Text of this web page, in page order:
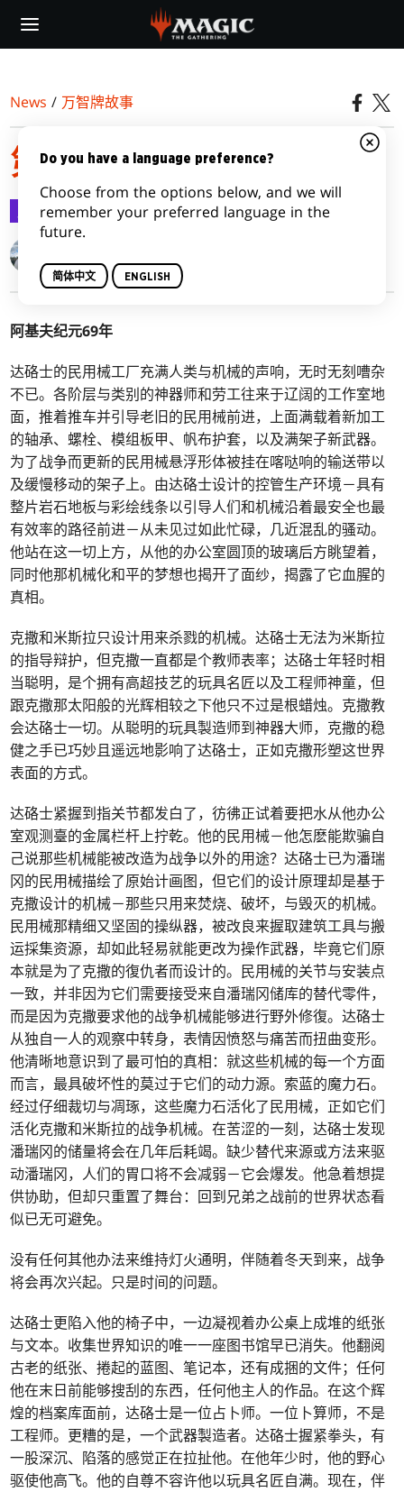
main
News / 万智牌故事
第二集：起点
万智牌故事 2022-10-20
阿基夫纪元69年
达硌士的民用械工厂充满人类与机械的声响，无时无刻嘈杂
不已。各阶层与类别的神器师和劳工往来于辽阔的工作室地
面，推着推车并引导老旧的民用械前进，上面满载着新加工
的轴承、螺栓、模组板甲、帆布护套，以及满架子新武器。
为了战争而更新的民用械悬浮形体被挂在喀哒响的输送带以
及缓慢移动的架子上。由达硌士设计的控管生产环境－具有
整片岩石地板与彩绘线条以引导人们和机械沿着最安全也最
有效率的路径前进－从未见过如此忙碌，几近混乱的骚动。
他站在这一切上方，从他的办公室圆顶的玻璃后方眺望着，
同时他那机械化和平的梦想也揭开了面纱，揭露了它血腥的
真相。
克撒和米斯拉只设计用来杀戮的机械。达硌士无法为米斯拉
的指导辩护，但克撒一直都是个教师表率；达硌士年轻时相
当聪明，是个拥有高超技艺的玩具名匠以及工程师神童，但
跟克撒那太阳般的光辉相较之下他只不过是根蜡烛。克撒教
会达硌士一切。从聪明的玩具製造师到神器大师，克撒的稳
健之手已巧妙且遥远地影响了达硌士，正如克撒形塑这世界
表面的方式。
达硌士紧握到指关节都发白了，彷彿正试着要把水从他办公
室观测臺的金属栏杆上拧乾。他的民用械－他怎麽能欺骗自
己说那些机械能被改造为战争以外的用途？达硌士已为潘瑞
冈的民用械描绘了原始计画图，但它们的设计原理却是基于
克撒设计的机械－那些只用来焚烧、破坏，与毁灭的机械。
民用械那精细又坚固的操纵器，被改良来握取建筑工具与搬
运採集资源，却如此轻易就能更改为操作武器，毕竟它们原
本就是为了克撒的復仇者而设计的。民用械的关节与安装点
一致，并非因为它们需要接受来自潘瑞冈储库的替代零件，
而是因为克撒要求他的战争机械能够进行野外修復。达硌士
从独自一人的观察中转身，表情因愤怒与痛苦而扭曲变形。
他清晰地意识到了最可怕的真相：就这些机械的每一个方面
而言，最具破坏性的莫过于它们的动力源。索蓝的魔力石。
经过仔细裁切与凋琢，这些魔力石活化了民用械，正如它们
活化克撒和米斯拉的战争机械。在苦涩的一刻，达硌士发现
潘瑞冈的储量将会在几年后耗竭。缺少替代来源或方法来驱
动潘瑞冈，人们的胃口将不会减弱－它会爆发。他急着想提
供协助，但却只重置了舞台：回到兄弟之战前的世界状态看
似已无可避免。
没有任何其他办法来维持灯火通明，伴随着冬天到来，战争
将会再次兴起。只是时间的问题。
达硌士更陷入他的椅子中，一边凝视着办公桌上成堆的纸张
与文本。收集世界知识的唯一一座图书馆早已消失。他翻阅
古老的纸张、捲起的蓝图、笔记本，还有成捆的文件；任何
他在末日前能够搜刮的东西，任何他主人的作品。在这个辉
煌的档案库面前，达硌士是一位占卜师。一位卜算师，不是
工程师。更糟的是，一个武器製造者。达硌士握紧拳头，有
一股深沉、陷落的感觉正在拉扯他。在他年少时，他的野心
驱使他高飞。他的自尊不容许他以玩具名匠自满。现在，伴
Do you have a language preference?
Choose from the options below, and we will
remember your preferred language in the
future.
简体中文 ENGLISH